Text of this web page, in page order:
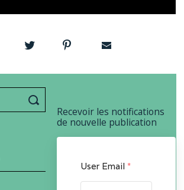
Recevoir les notifications
de nouvelle publication
User Email *